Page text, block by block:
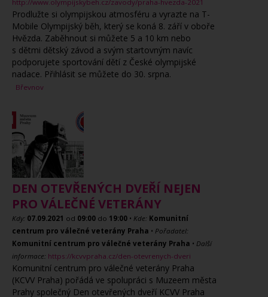
http://www.olympijskybeh.cz/zavody/praha-hvezda-2021
Prodlužte si olympijskou atmosféru a vyrazte na T-
Mobile Olympijský běh, který se koná 8. září v oboře
Hvězda. Zaběhnout si můžete 5 a 10 km nebo
s dětmi dětský závod a svým startovným navíc
podporujete sportování dětí z České olympijské
nadace. Přihlásit se můžete do 30. srpna.
Břevnov
DEN OTEVŘENÝCH DVEŘÍ NEJEN
PRO VÁLEČNÉ VETERÁNY
Kdy: 07.09.2021 od 09:00 do 19:00 • Kde: Komunitní
centrum pro válečné veterány Praha • Pořadatel:
Komunitní centrum pro válečné veterány Praha • Další
informace: https://kcvvpraha.cz/den-otevrenych-dveri
Komunitní centrum pro válečné veterány Praha
(KCVV Praha) pořádá ve spolupráci s Muzeem města
Prahy společný Den otevřených dveří KCVV Praha